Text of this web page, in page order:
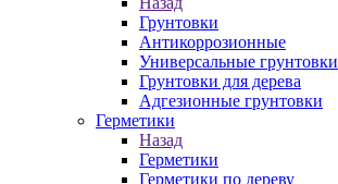
Грунтовки
Антикоррозионные
Универсальные грунтовки
Грунтовки для дерева
Адгезионные грунтовки
Герметики
Назад
Герметики
Герметики по дереву